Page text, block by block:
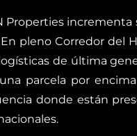
Properties
pleno Corredor del
de última
parcela por
donde están